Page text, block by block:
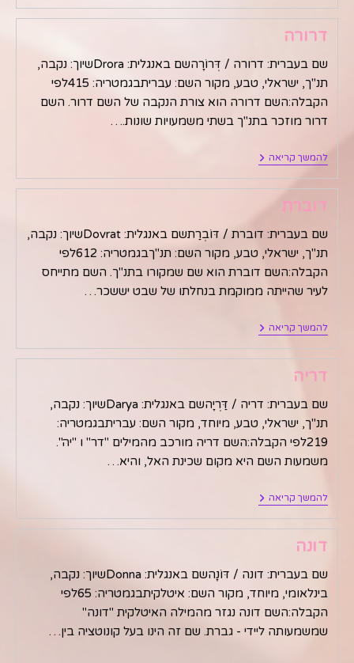
דרורה
שם בעברית: דרורה / דְּרוֹרָהשם באנגלית: Droraשיוך: נקבה,
תנ"ך, ישראלי, טבע, מקור השם: עבריתבגמטריה: 415לפי
הקבלה:השם דרורה הוא צורת הנקבה של השם דרור. השם
דרור מוזכר בתנ"ך בשתי משמעויות שונות.…
להמשך קריאהדרורה
דוברת
שם בעברית: דוברת / דּוֹבְרַתשם באנגלית: Dovratשיוך: נקבה,
תנ"ך, ישראלי, טבע, מקור השם: תנ"ךבגמטריה: 612לפי
הקבלה:השם דוברת הוא שם שמקורו בתנ"ך. השם מתייחס
לעיר שהייתה ממוקמת בנחלתו של שבט יששכר…
להמשך קריאהדוברת
דריה
שם בעברית: דריה / דַּרְיָהשם באנגלית: Daryaשיוך: נקבה,
תנ"ך, ישראלי, טבע, מיוחד, מקור השם: עבריתבגמטריה:
219לפי הקבלה:השם דריה מורכב מהמילים "דר" ו "יה".
משמעות השם היא מקום שכינת האל, והיא…
להמשך קריאהדריה
דונה
שם בעברית: דונה / דּוֹנָהשם באנגלית: Donnaשיוך: נקבה,
בינלאומי, מיוחד, מקור השם: איטלקיתבגמטריה: 65לפי
הקבלה:השם דונה נגזר מהמילה האיטלקית "דונה"
שמשמעותה ליידי - גברת. שם זה הינו בעל קונוטציה בין…